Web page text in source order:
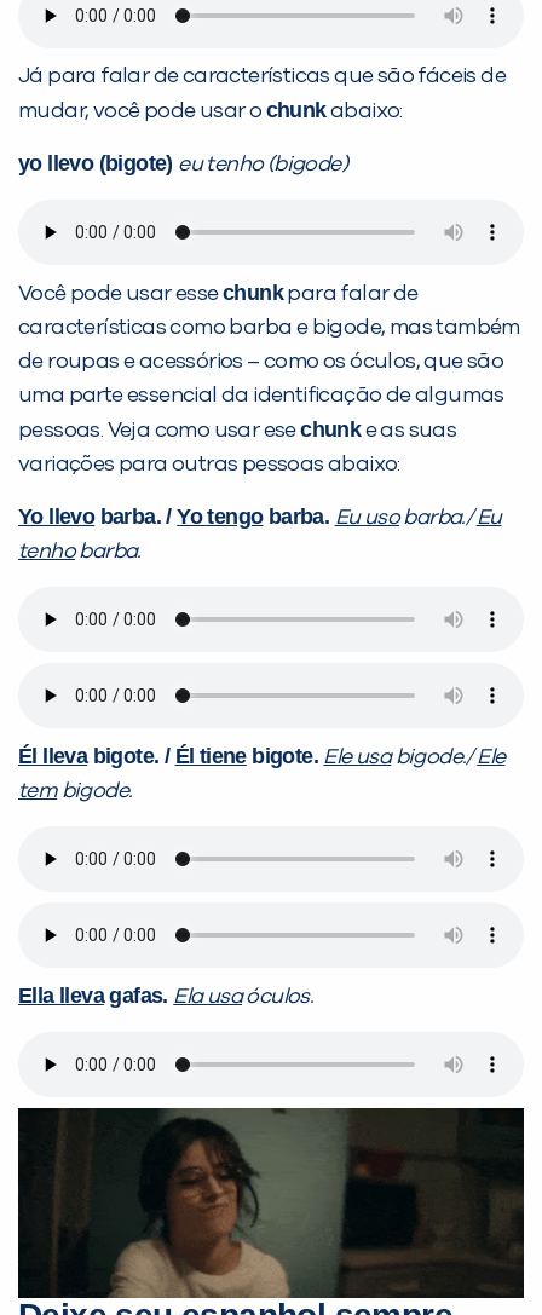
Já para falar de características que são fáceis de
mudar, você pode usar o chunkabaixo:
yo llevo (bigote) eu tenho (bigode)
Você pode usar essechunkpara falar de
características como barba e bigode, mas também
de roupas e acessórios – como os óculos, que são
uma parte essencial da identificação de algumas
pessoas. Veja como usar esechunke as suas
variações para outras pessoas abaixo:
Yo llevobarba. /Yo tengobarba. Eu usobarba./Eu
tenhobarba.
Él llevabigote. / Él tienebigote. Ele usabigode./Ele
tembigode.
Ella llevagafas. Ela usaóculos.